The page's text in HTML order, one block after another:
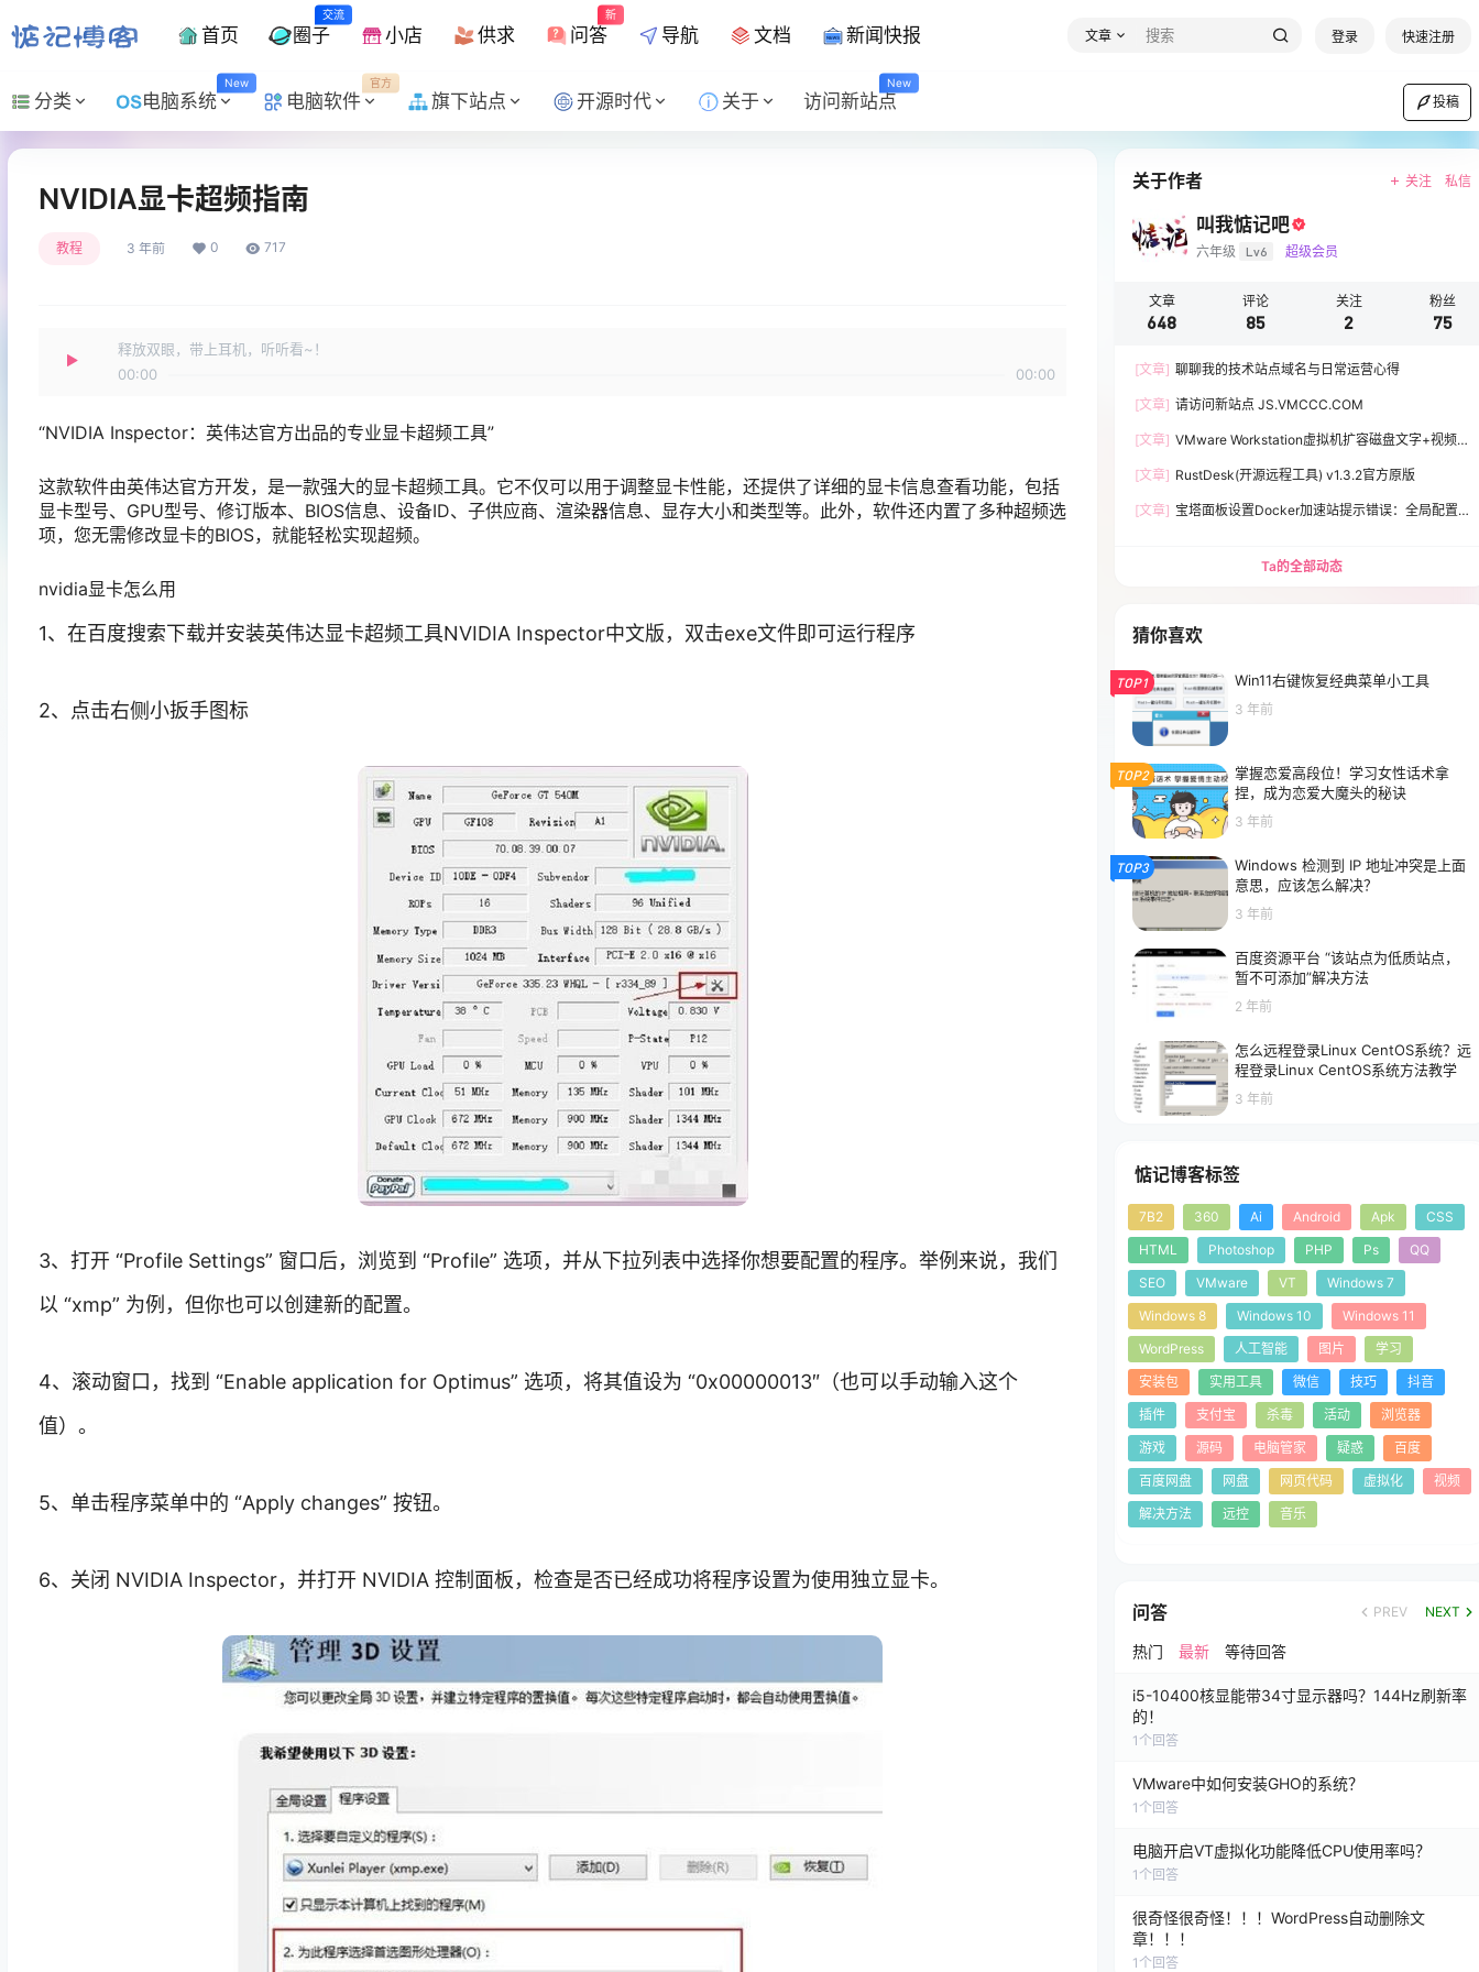
首页
交流
圈子 小店 供求
新
问答 导航 文档 新闻快报 文章 登录 快速注册
分类
New
电脑系统
官方
电脑软件 旗下站点 开源时代 关于
New
访问新站点 投稿
NVIDIA显卡超频指南
教程 3 年前 0 717
释放双眼，带上耳机，听听看~！
00:00
00:00
“NVIDIA Inspector：英伟达官方出品的专业显卡超频工具”
这款软件由英伟达官方开发，是一款强大的显卡超频工具。它不仅可以用于调整显卡性能，还提供了详细的显卡信息查看功能，包括
显卡型号、GPU型号、修订版本、BIOS信息、设备ID、子供应商、渲染器信息、显存大小和类型等。此外，软件还内置了多种超频选
项，您无需修改显卡的BIOS，就能轻松实现超频。
nvidia显卡怎么用
1、在百度搜索下载并安装英伟达显卡超频工具NVIDIA Inspector中文版，双击exe文件即可运行程序
2、点击右侧小扳手图标
3、打开 “Profile Settings” 窗口后，浏览到 “Profile” 选项，并从下拉列表中选择你想要配置的程序。举例来说，我们
以 “xmp” 为例，但你也可以创建新的配置。
4、滚动窗口，找到 “Enable application for Optimus” 选项，将其值设为 “0x00000013″（也可以手动输入这个
值）。
5、单击程序菜单中的 “Apply changes” 按钮。
6、关闭 NVIDIA Inspector，并打开 NVIDIA 控制面板，检查是否已经成功将程序设置为使用独立显卡。
关于作者 关注 私信
叫我惦记吧
六年级 Lv6 超级会员
文章
648
评论
85
关注
2
粉丝
75
[文章] 聊聊我的技术站点域名与日常运营心得
[文章] 请访问新站点 JS.VMCCC.COM
[文章] VMware Workstation虚拟机扩容磁盘文字+视频
[文章] RustDesk(开源远程工具) v1.3.2官方原版
[文章] 宝塔面板设置Docker加速站提示错误：全局配置
Ta的全部动态
猜你喜欢
TOP1 Win11右键恢复经典菜单小工具
3 年前
TOP2
掌握恋爱高段位！学习女性话术拿
捏，成为恋爱大魔头的秘诀
3 年前
TOP3
Windows 检测到 IP 地址冲突是上面
意思，应该怎么解决？
3 年前
百度资源平台 “该站点为低质站点，
暂不可添加”解决方法
2 年前
怎么远程登录Linux CentOS系统？远
程登录Linux CentOS系统方法教学
3 年前
惦记博客标签
7B2 360 Ai Android Apk
CSS
HTML
Photoshop PHP Ps
QQ
SEO
VMware VT
Windows 7
Windows 8
Windows 10
Windows 11
WordPress
人工智能 图片
学习
安装包
实用工具 微信 技巧
抖音
插件
支付宝 杀毒 活动
浏览器
游戏
源码 电脑管家 疑惑
百度
百度网盘
网盘 网页代码 虚拟化
视频
解决方法
远控 音乐
问答 PREV NEXT
热门 最新 等待回答
i5-10400核显能带34寸显示器吗？144Hz刷新率
的！
1 个回答
VMware中如何安装GHO的系统？
1 个回答
电脑开启VT虚拟化功能降低CPU使用率吗？
1 个回答
很奇怪很奇怪！！！WordPress自动删除文
章！！！
1 个回答